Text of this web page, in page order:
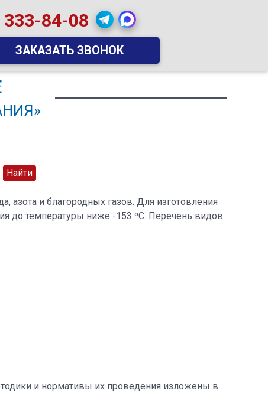
84-08
ЗАКАЗАТЬ ЗВОНОК
азота и благородных газов. Для изготовления
до температуры ниже -153 ºС. Перечень видов
и нормативы их проведения изложены в